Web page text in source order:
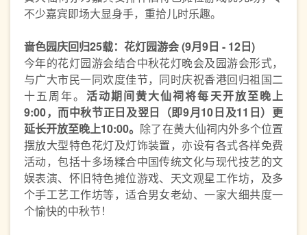
不少嘉宾即场大显身手，重拾儿时乐趣。
啬色园庆回归25载：花灯园游会 (9月9日 - 12日)
今年的花灯园游会结合中秋花灯晚会及园游会形式，
与广大市民一同欢度佳节，同时庆祝香港回归祖国二
十五周年。 活动期间黄大仙祠将每天开放至晚上
9:00，而中秋节正日及翌日（即9月10日及11日）更
延长开放至晚上10:00。 除了在黄大仙祠内外多个位置
摆放大型特色花灯及灯饰装置，亦设有各式各样免费
活动，包括十多场糅合中国传统文化与现代技艺的文
娱表演、怀旧特色摊位游戏、天文观星工作坊，及多
个手工艺工作坊等，适合男女老幼、一家大细共度一
个愉快的中秋节！